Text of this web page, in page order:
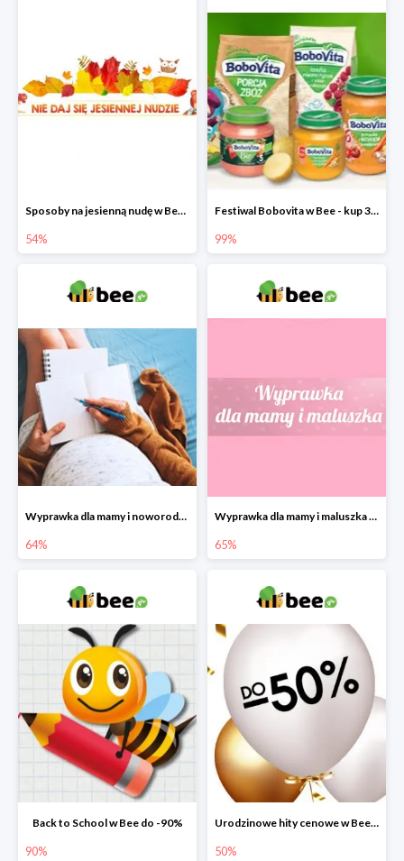
Sposoby na jesienną nudę w Bee do -54%
54%
Festiwal Bobovita w Bee - kup 3 produkty a 4. otrzymasz 99% taniej
99%
Wyprawka dla mamy i noworodka w Bee do -64%
64%
Wyprawka dla mamy i maluszka w Bee do -65%
65%
Back to School w Bee do -90%
90%
Urodzinowe hity cenowe w Bee do -50%
50%